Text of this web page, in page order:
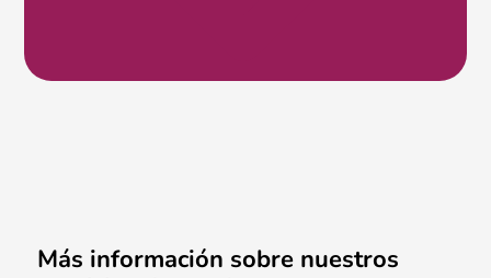
Más información sobre nuestros